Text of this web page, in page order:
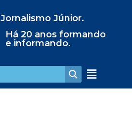
Jornalismo Júnior.
Há 20 anos formando
e informando.